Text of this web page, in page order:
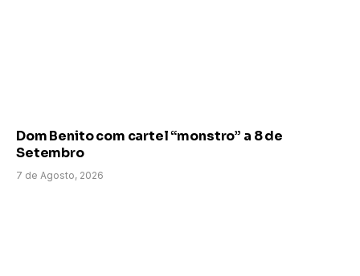
Dom Benito com cartel “monstro” a 8 de
Setembro
7 de Agosto, 2026